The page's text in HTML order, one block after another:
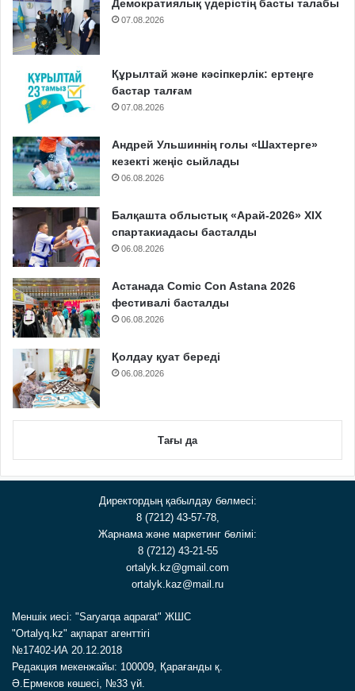
Демократиялық үдерістің басты талабы
07.08.2026
Құрылтай және кәсіпкерлік: ертеңге
бастар талғам
07.08.2026
Андрей Ульшиннің голы «Шахтерге»
кезекті жеңіс сыйлады
06.08.2026
Балқашта облыстық «Арай-2026» XIX
спартакиадасы басталды
06.08.2026
Астанада Comic Con Astana 2026
фестивалі басталды
06.08.2026
Қолдау қуат береді
06.08.2026
Тағы да
Директордың қабылдау бөлмесі:
8 (7212) 43-57-78,
Жарнама және маркетинг бөлімі:
8 (7212) 43-21-55
ortalyk.kz@gmail.com
ortalyk.kaz@mail.ru
Меншік иесі: "Saryarqa aqparat" ЖШС
"Ortalyq.kz" ақпарат агенттігі
№17402-ИА 20.12.2018
Редакция мекенжайы: 100009, Қарағанды қ.
Ә.Ермеков көшесі, №33 үй.